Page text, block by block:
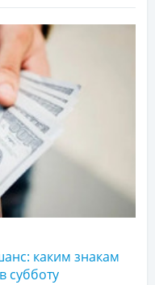
каким знакам
субботу